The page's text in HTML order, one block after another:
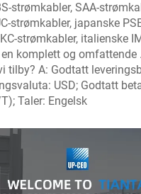
strømkabler, SAA-
strømkabler, japanske
strømkabler, italienske
komplett og omfattende
tilby? A: Godtatt
USD; Godtatt
Taler: Engelsk